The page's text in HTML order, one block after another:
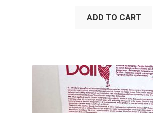
ADD TO CART